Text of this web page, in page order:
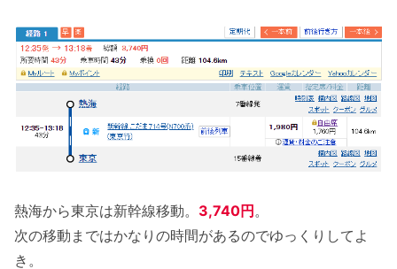
熱海から東京は新幹線移動。 3,740円。
次の移動まではかなりの時間があるのでゆっくりしてよ
き。